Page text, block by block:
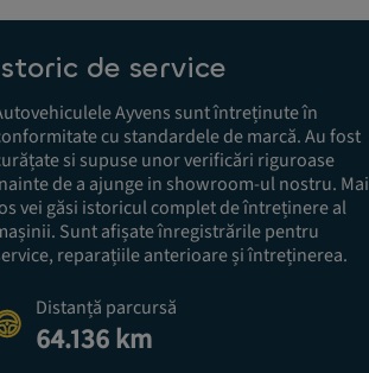
de service
Ayvens sunt întreținute în
cu standardele de marcă. Au fost
si supuse unor verificări riguroase
de a ajunge in showroom-ul nostru. Mai
vei găsi istoricul complet de întreținere al
Sunt afișate înregistrările pentru
reparațiile anterioare și întreținerea.
Distanță parcursă
64.136 km